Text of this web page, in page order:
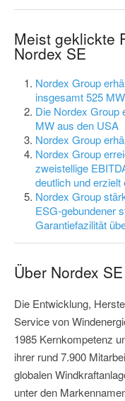
Meist geklickte
Nordex SE
Nordex Group
insgesamt 525 MW
Die Nordex Group
MW aus den USA
Nordex Group
Nordex Group
zweistellige
deutlich und
Nordex Group
ESG-gebundener
Garantiefazilität
Über Nordex SE
Die Entwicklung,
Service von
1985 Kernkompetenz
ihrer rund 7.900
globalen
unter den